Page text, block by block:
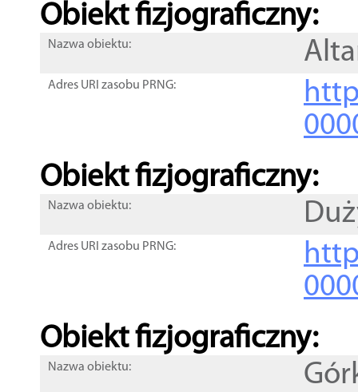
Obiekt fizjograficzny:
Nazwa obiektu:
Adres URI zasobu PRNG:
Obiekt fizjograficzny:
Nazwa obiektu:
Adres URI zasobu PRNG:
Obiekt fizjograficzny:
Nazwa obiektu: